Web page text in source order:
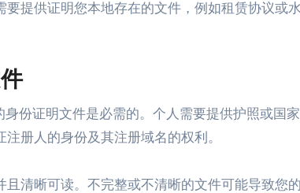
要提供证明您本地存在的文件，例如租赁协议或
份证明文件是必需的。个人需要提供护照或国
册人的身份及其注册域名的权利。
清晰可读。不完整或不清晰的文件可能导致您